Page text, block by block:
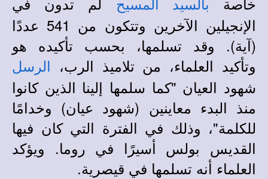
بالسيد المسيح
الإنجيلين الآخرين وتتكون من 541 عددًا
(آية). وقد تسلمها، بحسب تأكيده هو
وتأكيد العلماء، من تلاميذ الرب،
الرسل
شهود العيان "كما سلمها إلينا الذين كانوا
منذ البدء معاينين (شهود عيان) وخدامًا
للكلمة"، وذلك في الفترة التي كان فيها
القديس بولس أسيرًا في روما. ويؤكد
العلماء أنه تسلمها في قيصرية.